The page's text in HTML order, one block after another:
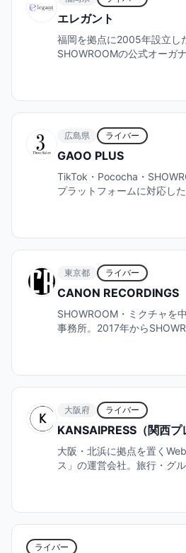
エレガント
福岡を拠点に2005年設立し
SHOWROOMの公式オーガ
広島県 ライバー
GAOO PLUS
TikTok・Pococha・
プラットフォームに対応し
東京都 ライバー
CANON RECORDINGS
SHOWROOM・ミクチャを
事務所。2017年から
大阪府 ライバー
KANSAIPRESS（関西プ
大阪・北浜に拠点を置く
ス」の運営会社。旅行・グ
ライバー